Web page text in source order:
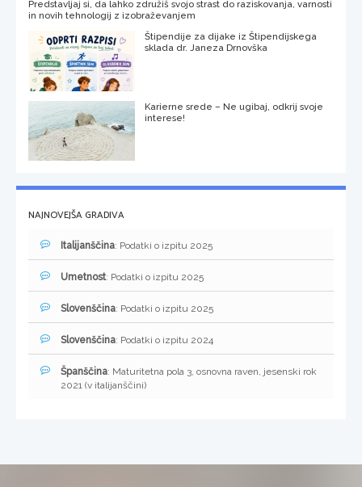
Predstavljaj si, da lahko združiš svojo strast do raziskovanja, varnosti
in novih tehnologij z izobraževanjem
Štipendije za dijake iz Štipendijskega
sklada dr. Janeza Drnovška
Karierne srede – Ne ugibaj, odkrij svoje
interese!
NAJNOVEJŠA GRADIVA
Italijanščina: Podatki o izpitu 2025
Umetnost: Podatki o izpitu 2025
Slovenščina: Podatki o izpitu 2025
Slovenščina: Podatki o izpitu 2024
Španščina: Maturitetna pola 3, osnovna raven, jesenski rok
2021 (v italijanščini)